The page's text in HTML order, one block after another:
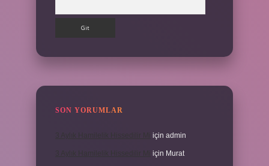
SON YORUMLAR
için admin
için Murat